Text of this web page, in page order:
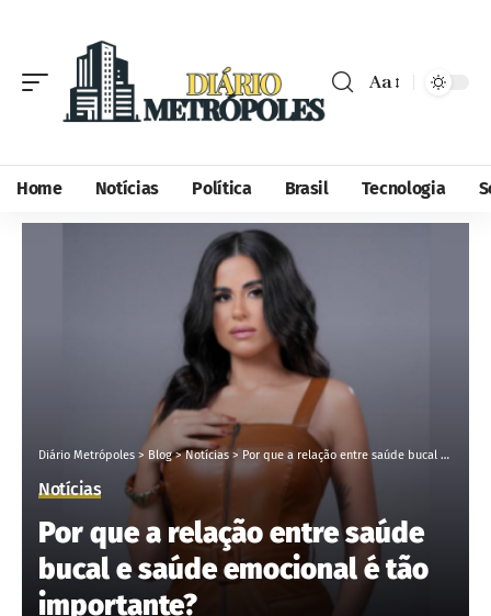
Aa
Home Notícias Política Brasil Tecnologia
Diário Metrópoles > Blog>Notícias > Por que a relação entre saúde bucal e saúde emocional é tão importante?
Notícias
Por que a relação entre saúde
bucal e saúde emocional é tão
importante?